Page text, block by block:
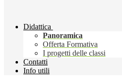
Didattica
Panoramica
Offerta Formativa
I progetti delle classi
Contatti
Info utili